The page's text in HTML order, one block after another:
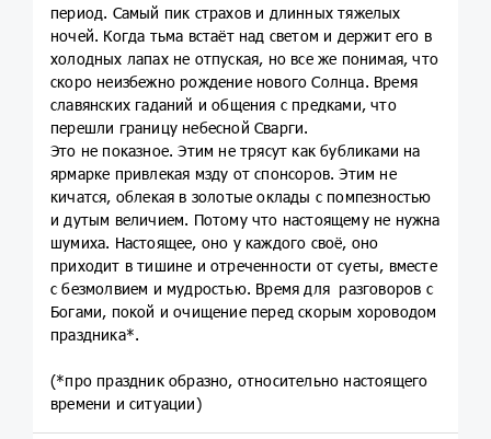
период. Самый пик страхов и длинных тяжелых
ночей. Когда тьма встаёт над светом и держит его в
холодных лапах не отпуская, но все же понимая, что
скоро неизбежно рождение нового Солнца. Время
славянских гаданий и общения с предками, что
перешли границу небесной Сварги.
Это не показное. Этим не трясут как бубликами на
ярмарке привлекая мзду от спонсоров. Этим не
кичатся, облекая в золотые оклады с помпезностью
и дутым величием. Потому что настоящему не нужна
шумиха. Настоящее, оно у каждого своё, оно
приходит в тишине и отреченности от суеты, вместе
с безмолвием и мудростью. Время для разговоров с
Богами, покой и очищение перед скорым хороводом
праздника*.
(*про праздник образно, относительно настоящего
времени и ситуации)